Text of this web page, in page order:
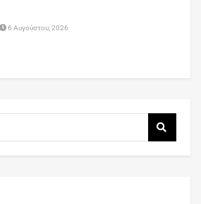
6 Αυγούστου, 2026